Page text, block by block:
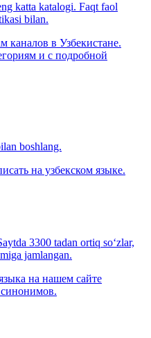
katta katalogi. Faqt faol
bilan.
каналов в Узбекистане.
и с подробной
boshlang.
на узбекском языке.
3300 tadan ortiq so‘zlar,
jamlangan.
на нашем сайте